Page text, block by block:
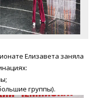
Елизавета заняла
группы).